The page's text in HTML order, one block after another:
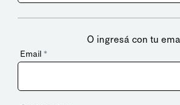
O ingresá con tu
Email *